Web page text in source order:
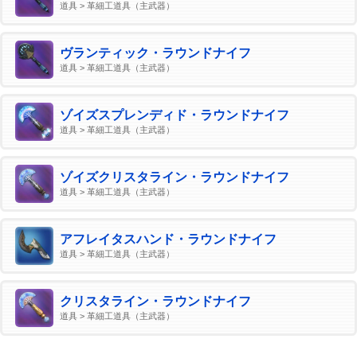
道具 > 革細工道具（主武器）
ヴランティック・ラウンドナイフ
道具 > 革細工道具（主武器）
ゾイズスプレンディド・ラウンドナイフ
道具 > 革細工道具（主武器）
ゾイズクリスタライン・ラウンドナイフ
道具 > 革細工道具（主武器）
アフレイタスハンド・ラウンドナイフ
道具 > 革細工道具（主武器）
クリスタライン・ラウンドナイフ
道具 > 革細工道具（主武器）